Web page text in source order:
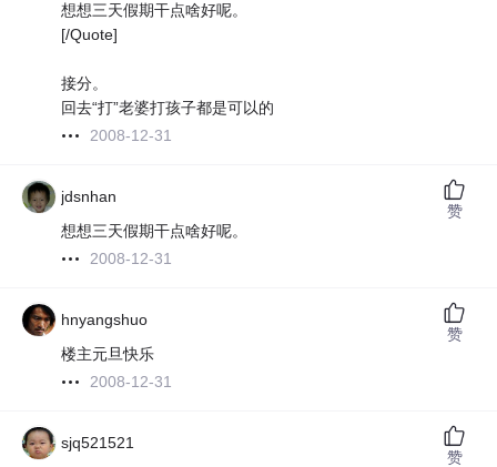
想想三天假期干点啥好呢。
[/Quote]
接分。
回去“打”老婆打孩子都是可以的
2008-12-31
jdsnhan
想想三天假期干点啥好呢。
2008-12-31
赞
hnyangshuo
楼主元旦快乐
2008-12-31
赞
sjq521521
赞